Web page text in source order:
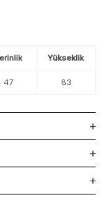
Yükseklik
47 83